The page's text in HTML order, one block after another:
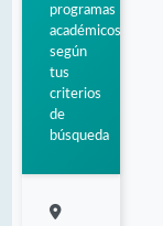
programas
académicos
según
tus
criterios
de
búsqueda